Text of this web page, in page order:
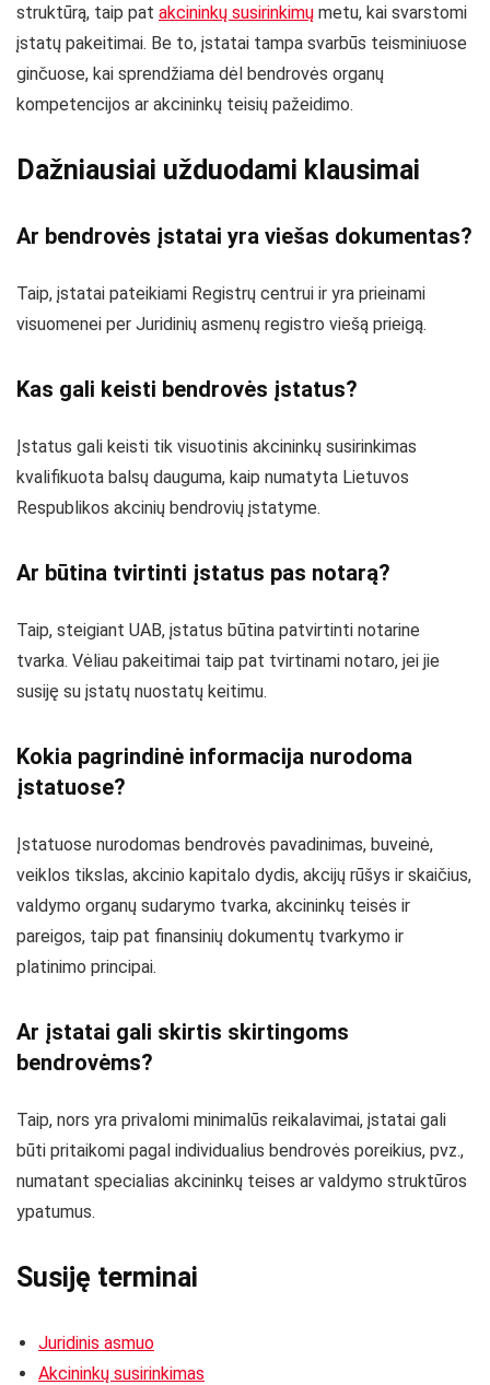
struktūrą, taip pat akcininkų susirinkimų metu, kai svarstomi
įstatų pakeitimai. Be to, įstatai tampa svarbūs teisminiuose
ginčuose, kai sprendžiama dėl bendrovės organų
kompetencijos ar akcininkų teisių pažeidimo.
Dažniausiai užduodami klausimai
Ar bendrovės įstatai yra viešas dokumentas?
Taip, įstatai pateikiami Registrų centrui ir yra prieinami
visuomenei per Juridinių asmenų registro viešą prieigą.
Kas gali keisti bendrovės įstatus?
Įstatus gali keisti tik visuotinis akcininkų susirinkimas
kvalifikuota balsų dauguma, kaip numatyta Lietuvos
Respublikos akcinių bendrovių įstatyme.
Ar būtina tvirtinti įstatus pas notarą?
Taip, steigiant UAB, įstatus būtina patvirtinti notarine
tvarka. Vėliau pakeitimai taip pat tvirtinami notaro, jei jie
susiję su įstatų nuostatų keitimu.
Kokia pagrindinė informacija nurodoma
įstatuose?
Įstatuose nurodomas bendrovės pavadinimas, buveinė,
veiklos tikslas, akcinio kapitalo dydis, akcijų rūšys ir skaičius,
valdymo organų sudarymo tvarka, akcininkų teisės ir
pareigos, taip pat finansinių dokumentų tvarkymo ir
platinimo principai.
Ar įstatai gali skirtis skirtingoms
bendrovėms?
Taip, nors yra privalomi minimalūs reikalavimai, įstatai gali
būti pritaikomi pagal individualius bendrovės poreikius, pvz.,
numatant specialias akcininkų teises ar valdymo struktūros
ypatumus.
Susiję terminai
Juridinis asmuo
Akcininkų susirinkimas